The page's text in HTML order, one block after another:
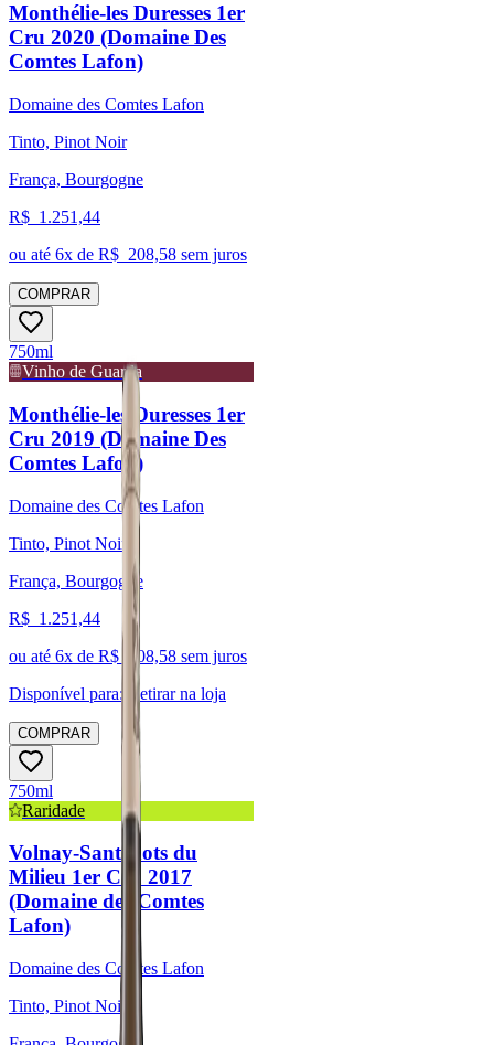
Monthélie-les Duresses 1er
Cru 2020 (Domaine Des
Comtes Lafon)
Domaine des Comtes Lafon
Tinto, Pinot Noir
França, Bourgogne
R$ 1.251,44
ou até 6x de R$ 208,58 sem juros
COMPRAR
750ml
Vinho de Guarda
Monthélie-les Duresses 1er
Cru 2019 (Domaine Des
Comtes Lafon)
Domaine des Comtes Lafon
Tinto, Pinot Noir
França, Bourgogne
R$ 1.251,44
ou até 6x de R$ 208,58 sem juros
Disponível para:
Retirar na loja
COMPRAR
750ml
Raridade
Volnay-Santenots du
Milieu 1er Cru 2017
(Domaine des Comtes
Lafon)
Domaine des Comtes Lafon
Tinto, Pinot Noir